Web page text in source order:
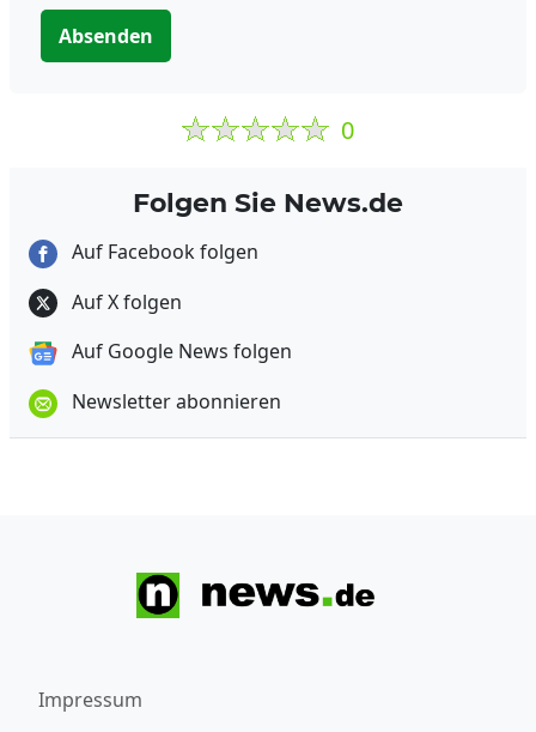
Absenden
0
Folgen Sie News.de
Auf Facebook folgen
Auf X folgen
Auf Google News folgen
Newsletter abonnieren
Impressum